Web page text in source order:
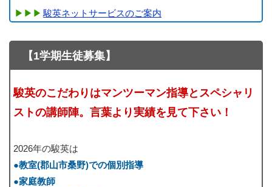
駿英ネットサービスのご案内
【1学期生徒募集】
駿英のこだわりはマンツーマン指導とスペシャリ
ストの講師陣。言葉より実績を見て下さい！
2026年の駿英は
●教室(郡山市桑野)での個別指導
●家庭教師